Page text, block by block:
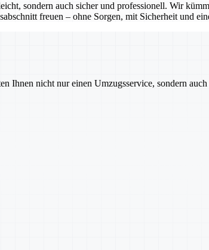
sondern auch sicher und professionell. Wir
freuen – ohne Sorgen, mit Sicherheit und
Ihnen nicht nur einen Umzugsservice, sondern